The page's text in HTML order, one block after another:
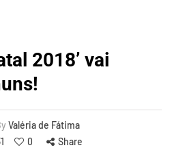
2018’ vai
Valéria de Fátima
0 Share